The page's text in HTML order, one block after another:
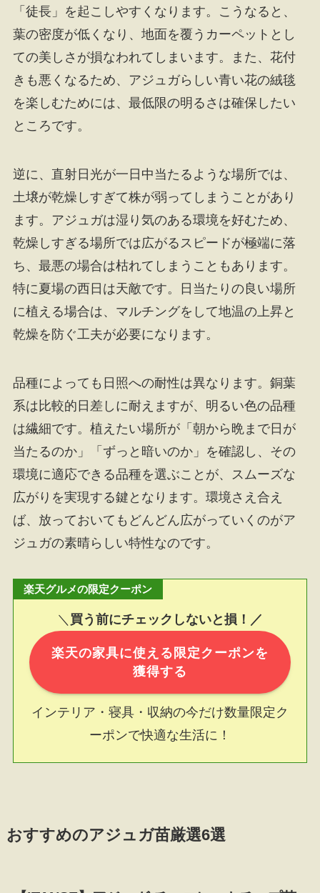
「徒長」を起こしやすくなります。こうなると、
葉の密度が低くなり、地面を覆うカーペットとし
ての美しさが損なわれてしまいます。また、花付
きも悪くなるため、アジュガらしい青い花の絨毯
を楽しむためには、最低限の明るさは確保したい
ところです。
逆に、直射日光が一日中当たるような場所では、
土壌が乾燥しすぎて株が弱ってしまうことがあり
ます。アジュガは湿り気のある環境を好むため、
乾燥しすぎる場所では広がるスピードが極端に落
ち、最悪の場合は枯れてしまうこともあります。
特に夏場の西日は天敵です。日当たりの良い場所
に植える場合は、マルチングをして地温の上昇と
乾燥を防ぐ工夫が必要になります。
品種によっても日照への耐性は異なります。銅葉
系は比較的日差しに耐えますが、明るい色の品種
は繊細です。植えたい場所が「朝から晩まで日が
当たるのか」「ずっと暗いのか」を確認し、その
環境に適応できる品種を選ぶことが、スムーズな
広がりを実現する鍵となります。環境さえ合え
ば、放っておいてもどんどん広がっていくのがア
ジュガの素晴らしい特性なのです。
楽天グルメの限定クーポン
＼ 買う前にチェックしないと損！／
楽天の家具に使える限定クーポンを
獲得する
インテリア・寝具・収納の今だけ数量限定ク
ーポンで快適な生活に！
おすすめのアジュガ苗厳選6選